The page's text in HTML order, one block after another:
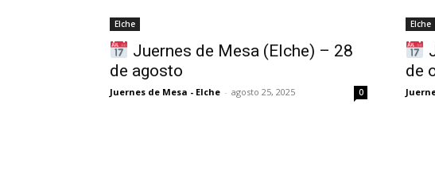
Elche
Juernes de Mesa (Elche) – 28
de agosto
Juernes de Mesa - Elche - agosto 25, 2025 0
Elche
de